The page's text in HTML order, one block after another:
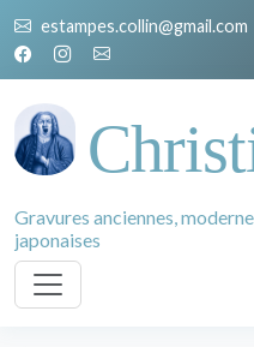
estampes.collin@gmail.com
Gravures anciennes,
japonaises